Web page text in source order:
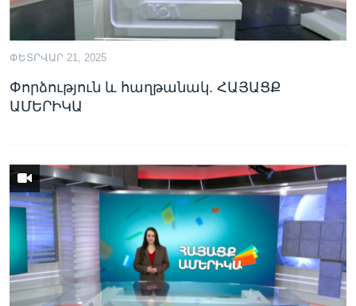
ՓԵՏՐՎԱՐ 21, 2025
Փորձություն և հաղթանակ. ՀԱՅԱՑՔ
ԱՄԵՐԻԿԱ